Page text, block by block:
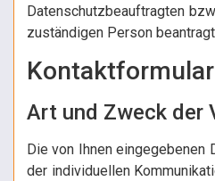
Datenschutzbeauftragten
zuständigen Person
Kontaktformular
Art und Zweck der
Die von Ihnen eingegebenen
der individuellen